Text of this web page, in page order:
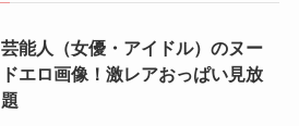
芸能人（女優・アイドル）のヌー
ドエロ画像！激レアおっぱい見放
題